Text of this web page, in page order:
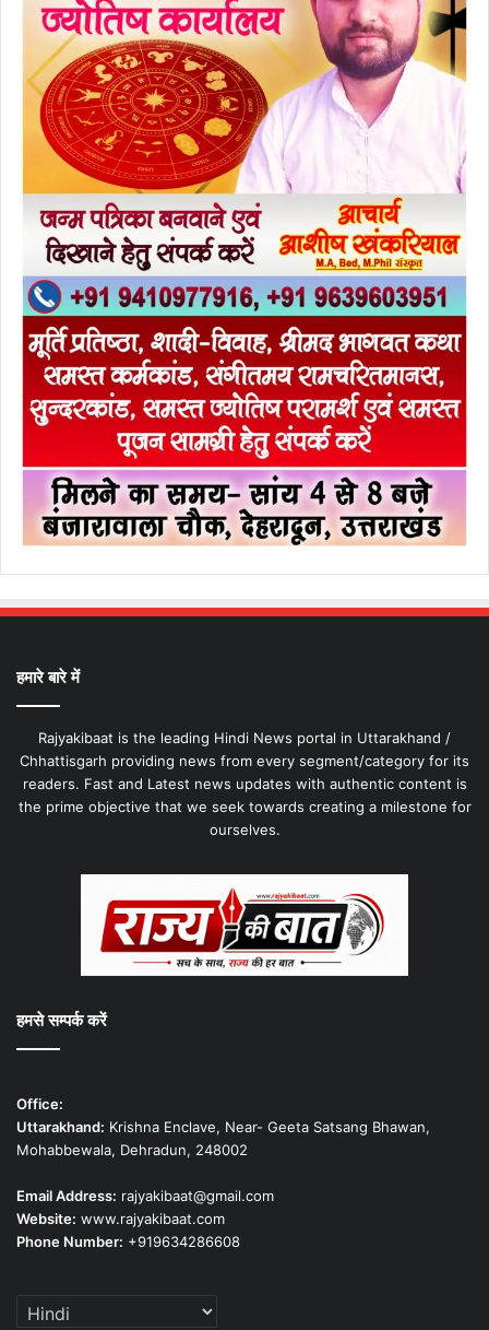
हमारे बारे में
Rajyakibaat is the leading Hindi News portal in Uttarakhand /
Chhattisgarh providing news from every segment/category for its
readers. Fast and Latest news updates with authentic content is
the prime objective that we seek towards creating a milestone for
ourselves.
हमसे सम्पर्क करें
Office:
Uttarakhand: Krishna Enclave, Near- Geeta Satsang Bhawan,
Mohabbewala, Dehradun, 248002
Email Address: rajyakibaat@gmail.com
Website: www.rajyakibaat.com
Phone Number: +919634286608